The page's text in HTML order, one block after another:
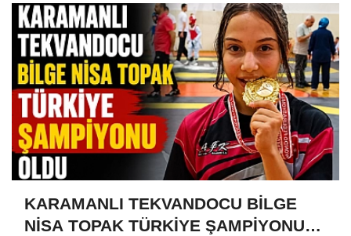
KARAMANLI TEKVANDOCU BİLGE
NİSA TOPAK TÜRKİYE ŞAMPİYONU